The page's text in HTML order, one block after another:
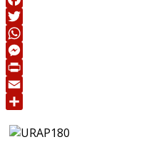
Facebook
Twitter
WhatsApp
Messenger
Print
Email